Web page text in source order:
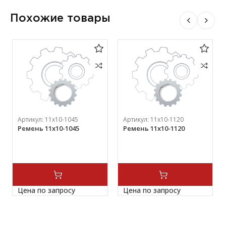
Похожие товары
Артикул: 11х10-1045
Ремень 11х10-1045
Цена по запросу
Артикул: 11х10-1120
Ремень 11х10-1120
Цена по запросу